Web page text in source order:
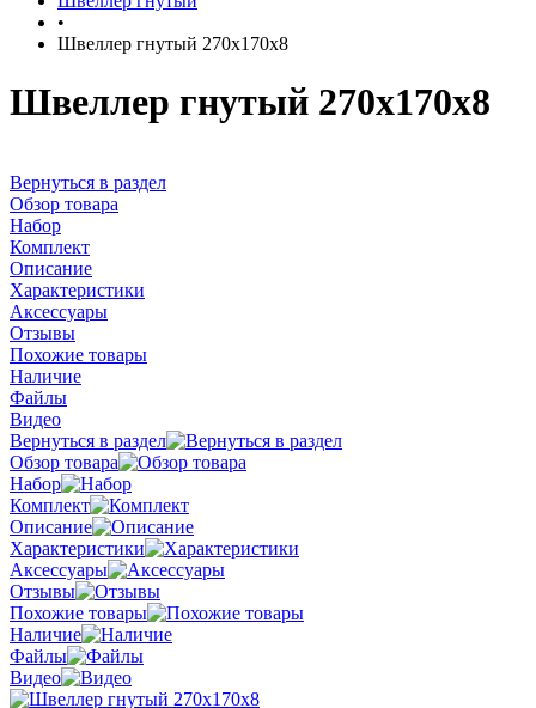
•
Швеллер гнутый 270х170х8
Швеллер гнутый 270х170х8
Вернуться в раздел
Обзор товара
Набор
Комплект
Описание
Характеристики
Аксессуары
Отзывы
Похожие товары
Наличие
Файлы
Видео
Вернуться в раздел
Обзор товара
Набор
Комплект
Описание
Характеристики
Аксессуары
Отзывы
Похожие товары
Наличие
Файлы
Видео